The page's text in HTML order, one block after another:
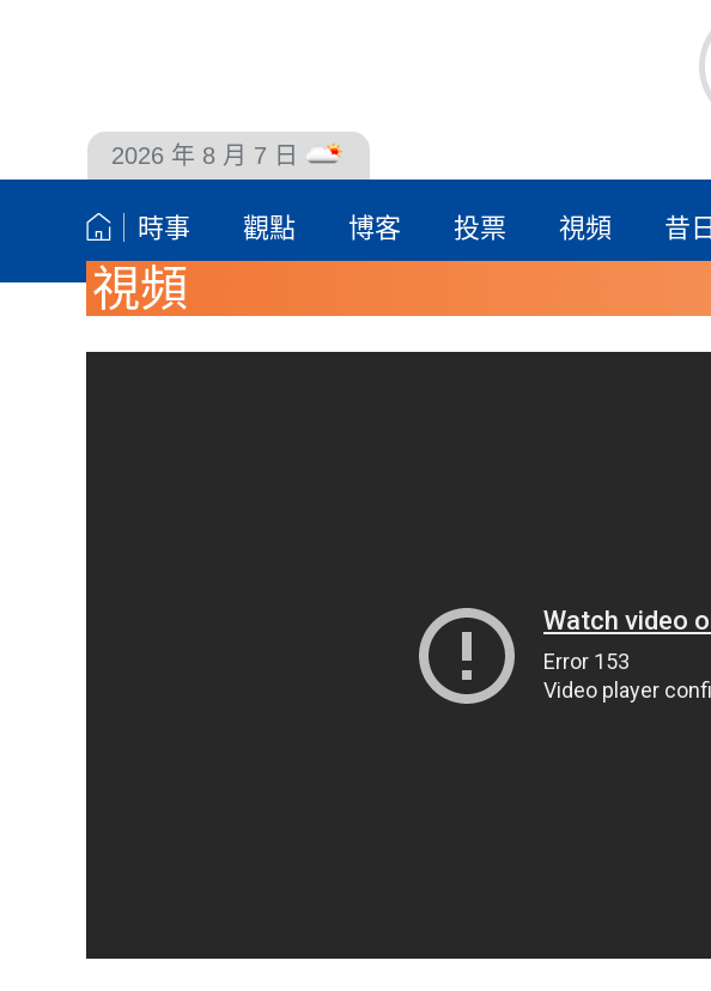
2026 年 8 月 7 日
時事 觀點 博客 投票 視頻 昔日
視頻